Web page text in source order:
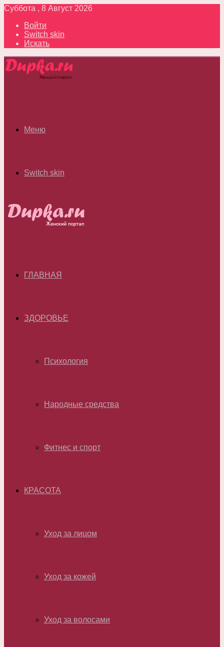
Суббота , 8 Август 2026
Войти
Switch skin
Искать
Меню
Switch skin
ГЛАВНАЯ
ЗДОРОВЬЕ
Психология
Народные средства
Фитнес и спорт
КРАСОТА
Уход за лицом
Уход за кожей
Уход за волосами